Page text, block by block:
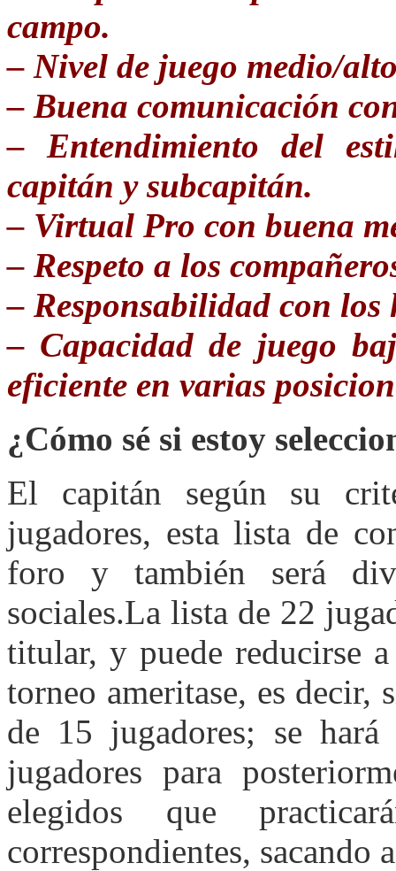
campo.
– Nivel de juego medio/
– Buena comunicación
– Entendimiento del
capitán y subcapitán.
– Virtual Pro con buena
– Respeto a los
– Responsabilidad con
– Capacidad de juego
eficiente en varias
¿Cómo sé si estoy
El capitán según su
jugadores, esta lista de
foro y también será
sociales.La lista de 22
titular, y puede reducirse
torneo ameritase, es
de 15 jugadores; se
jugadores para
elegidos que
correspondientes,